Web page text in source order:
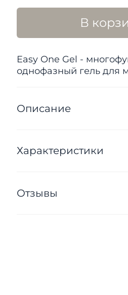
В
Easy One Gel -
однофазный гель для
Описание
Характеристики
Отзывы